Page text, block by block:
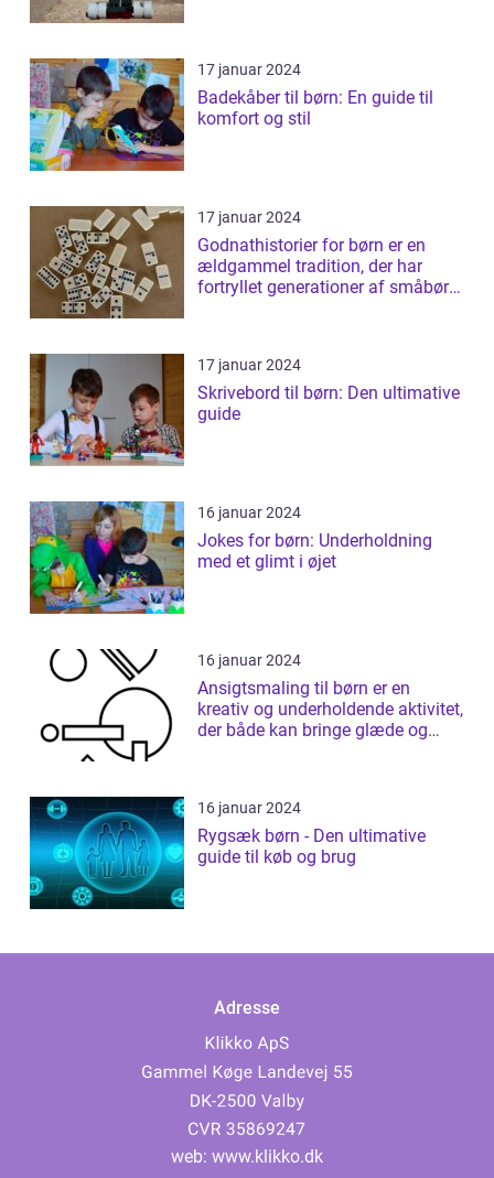
17 januar 2024
Badekåber til børn: En guide til
komfort og stil
17 januar 2024
Godnathistorier for børn er en
ældgammel tradition, der har
fortryllet generationer af småbørn
17 januar 2024
Skrivebord til børn: Den ultimative
guide
16 januar 2024
Jokes for børn: Underholdning
med et glimt i øjet
16 januar 2024
Ansigtsmaling til børn er en
kreativ og underholdende aktivitet,
der både kan bringe glæde og
16 januar 2024
Rygsæk børn - Den ultimative
guide til køb og brug
Adresse
web: www.klikko.dk